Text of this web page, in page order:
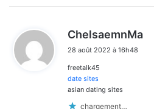
ChelsaemnMa
28 août 2022 à 16h48
freetalk45
date sites
asian dating sites
chargement…